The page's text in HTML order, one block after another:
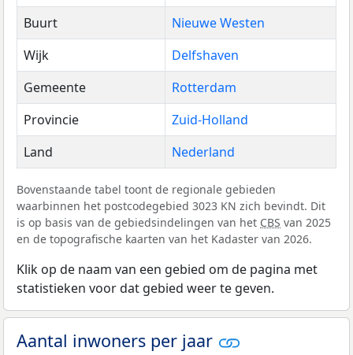
Buurt
Nieuwe Westen
Wijk
Delfshaven
Gemeente
Rotterdam
Provincie
Zuid-Holland
Land
Nederland
Bovenstaande tabel toont de regionale gebieden
waarbinnen het postcodegebied 3023 KN zich bevindt. Dit
is op basis van de gebiedsindelingen van het CBS van 2025
en de topografische kaarten van het Kadaster van 2026.
Klik op de naam van een gebied om de pagina met
statistieken voor dat gebied weer te geven.
Aantal inwoners per jaar